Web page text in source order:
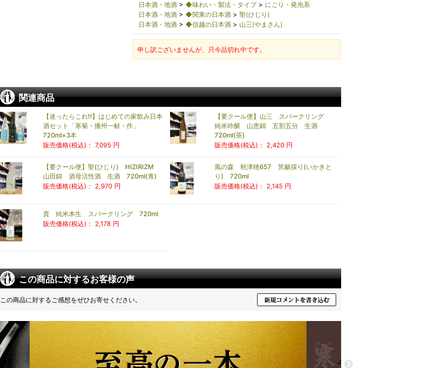
日本酒・地酒> ◆味わい・製法・タイプ> にごり・発泡系
日本酒・地酒> ◆関東の日本酒> 聖(ひじり)
日本酒・地酒> ◆信越の日本酒> 山三(やまさん)
申し訳ございませんが、只今品切れ中です。
関連商品
【迷ったらこれ!!】はじめての家飲み日本
酒セット「寒菊・播州一献・作」
720ml×3本
販売価格(税込)： 7,095 円
【要クール便】山三 スパークリング
純米吟醸 山恵錦 五割五分 生酒
720ml(茶)
販売価格(税込)：
2,420 円
【要クール便】聖(ひじり) HIZIRIZM
山田錦 酒母活性酒 生酒 720ml(青)
販売価格(税込)：
2,970 円
風の森 秋津穂657 笊籬採り(いかきと
り) 720ml
販売価格(税込)：
2,145 円
貴 純米本生 スパークリング 720ml
販売価格(税込)：
2,178 円
この商品に対するお客様の声
この商品に対するご感想をぜひお寄せください。